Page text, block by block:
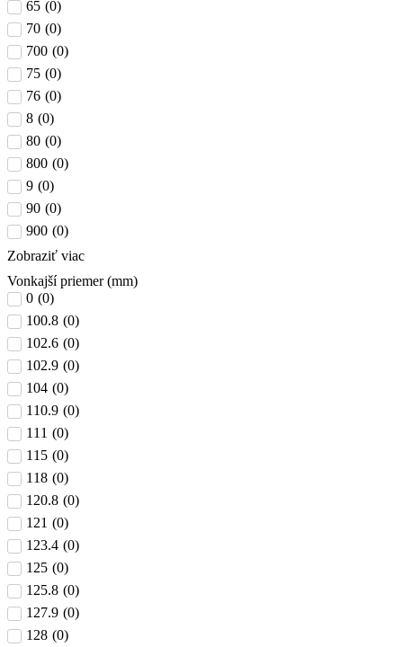
65 (0)
70 (0)
700 (0)
75 (0)
76 (0)
8 (0)
80 (0)
800 (0)
9 (0)
90 (0)
900 (0)
Zobraziť viac
Vonkajší priemer (mm)
0 (0)
100.8 (0)
102.6 (0)
102.9 (0)
104 (0)
110.9 (0)
111 (0)
115 (0)
118 (0)
120.8 (0)
121 (0)
123.4 (0)
125 (0)
125.8 (0)
127.9 (0)
128 (0)